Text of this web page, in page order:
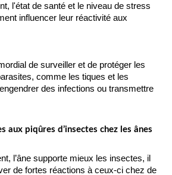
l'état de santé et le niveau de stress
influencer leur réactivité aux
de surveiller et de protéger les
comme les tiques et les
des infections ou transmettre
aux piqûres d’insectes chez les ânes
l’âne supporte mieux les insectes, il
de fortes réactions à ceux-ci chez de